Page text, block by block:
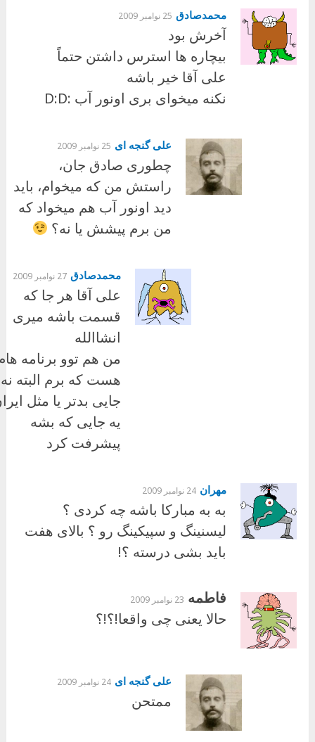
محمدصادق 25 نوامبر 2009
آخرش بود
بیچاره ها استرس داشتن حتماً
علی آقا خیر باشه
نکنه میخوای بری اونور آب :D:D
علی گنجه ای 25 نوامبر 2009
چطوری صادق جان،
راستش من که میخوام، باید
دید اونور آب هم میخواد که
من برم پیشش یا نه؟
محمدصادق 27 نوامبر 2009
علی آقا هر جا که
قسمت باشه میری
انشاالله
من هم توو برنامه
هست که برم البته
جایی بدتر یا مثل
یه جایی که بشه
پیشرفت کرد
مهران 24 نوامبر 2009
به به مبارکا باشه چه کردی ؟
لیسنینگ و سپیکینگ رو ؟ بالای هفت
باید بشی درسته ؟!
فاطمه 23 نوامبر 2009
حالا یعنی چی واقعا!؟!؟
علی گنجه ای 24 نوامبر 2009
ممتحن